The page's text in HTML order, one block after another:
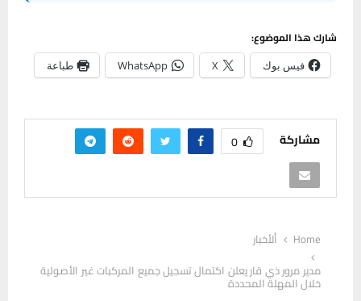
شارك هذا الموضوع:
فيس بوك X
WhatsApp طباعة
مشاركة 0
Home
ألأخبار
مدير مرور ذي قار يعلن اكتمال تسجيل جميع المركبات غير الأصولية
خلال المهلة المحددة